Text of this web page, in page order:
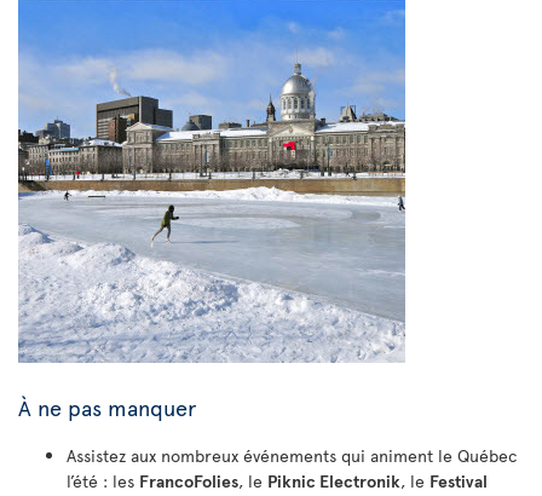
À ne pas manquer
Assistez aux nombreux événements qui animent le Québec
l’été : les FrancoFolies, le Piknic Electronik, le Festival